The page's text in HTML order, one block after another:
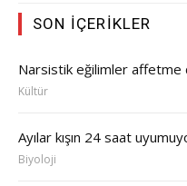
SON İÇERIKLER
Narsistik eğilimler affetme
Kültür
Ayılar kışın 24 saat
Biyoloji